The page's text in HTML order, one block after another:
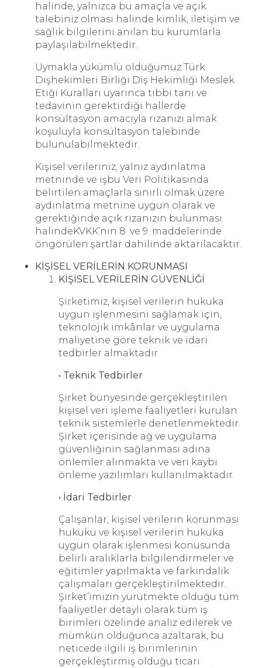
halinde, yalnızca bu amaçla ve açık
talebiniz olması halinde kimlik, iletişim ve
sağlık bilgilerini anılan bu kurumlarla
paylaşılabilmektedir.
Uymakla yükümlü olduğumuz Türk
Dişhekimleri Birliği Diş Hekimliği Meslek
Etiği Kuralları uyarınca tıbbi tanı ve
tedavinin gerektirdiği hallerde
konsültasyon amacıyla rızanızı almak
koşuluyla konsültasyon talebinde
bulunulabilmektedir.
Kişisel verileriniz, yalnız aydınlatma
metninde ve işbu Veri Politikasında
belirtilen amaçlarla sınırlı olmak üzere
aydınlatma metnine uygun olarak ve
gerektiğinde açık rızanızın bulunması
halindeKVKK’nın 8. ve 9. maddelerinde
öngörülen şartlar dahilinde aktarılacaktır.
KİŞİSEL VERİLERİN KORUNMASI
KİŞİSEL VERİLERİN GÜVENLİĞİ
Şirketimiz, kişisel verilerin hukuka
uygun işlenmesini sağlamak için,
teknolojik imkânlar ve uygulama
maliyetine göre teknik ve idari
tedbirler almaktadır.
• Teknik Tedbirler
Şirket bünyesinde gerçekleştirilen
kişisel veri işleme faaliyetleri kurulan
teknik sistemlerle denetlenmektedir.
Şirket içerisinde ağ ve uygulama
güvenliğinin sağlanması adına
önlemler alınmakta ve veri kaybı
önleme yazılımları kullanılmaktadır.
• İdari Tedbirler
Çalışanlar, kişisel verilerin korunması
hukuku ve kişisel verilerin hukuka
uygun olarak işlenmesi konusunda
belirli aralıklarla bilgilendirmeler ve
eğitimler yapılmakta ve farkındalık
çalışmaları gerçekleştirilmektedir.
Şirket’imizin yürütmekte olduğu tüm
faaliyetler detaylı olarak tüm iş
birimleri özelinde analiz edilerek ve
mümkün olduğunca azaltarak, bu
neticede ilgili iş birimlerinin
gerçekleştirmiş olduğu ticari